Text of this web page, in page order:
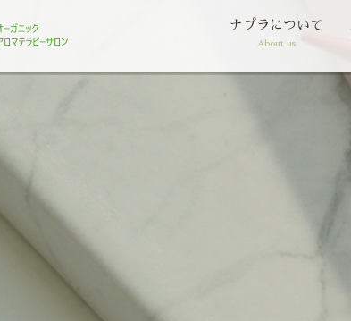
ナプラについて
About us